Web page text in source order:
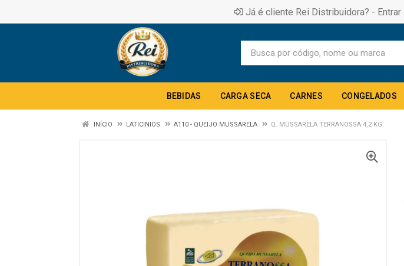
Já é cliente Rei Distribuidora? - Entrar
BEBIDAS CARGA SECA CARNES CONGELADOS
INÍCIO LATICINIOS A110 - QUEIJO MUSSARELA Q. MUSSARELA TERRANOSSA 4,2 KG